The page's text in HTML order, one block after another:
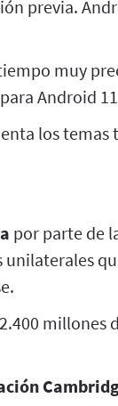
previa.
muy
para Android
los
por parte de
millones